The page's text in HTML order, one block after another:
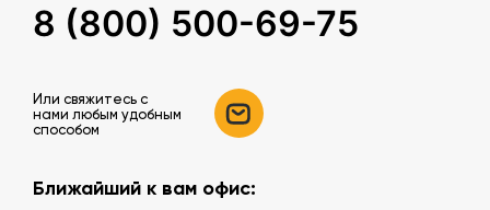
8 (800) 500-69-75
Или свяжитесь c
нами любым удобным
способом
Ближайший к вам офис: